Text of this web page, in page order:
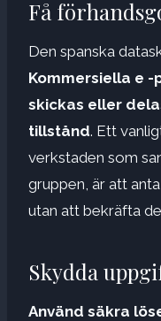
Få
Den spanska
Kommersiella e
skickas eller
tillstånd. Ett
verkstaden som
gruppen, är att
utan att bekräfta
Skydda
Använd säkra